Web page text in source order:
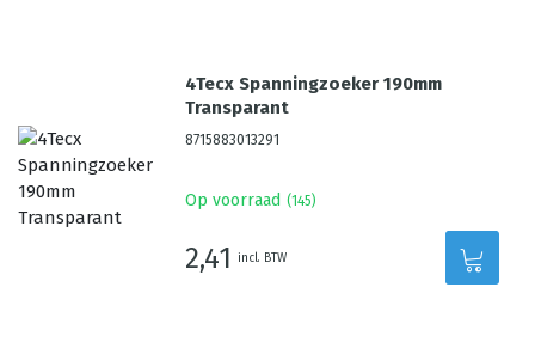
4Tecx Spanningzoeker 190mm
Transparant
8715883013291
Op voorraad (145)
2,41 incl. BTW